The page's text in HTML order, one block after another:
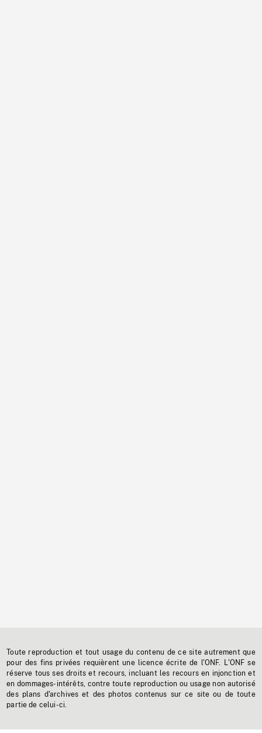
Toute reproduction et tout usage du contenu de ce site autrement que
pour des fins privées requièrent une licence écrite de l'ONF. L'ONF se
réserve tous ses droits et recours, incluant les recours en injonction et
en dommages-intérêts, contre toute reproduction ou usage non autorisé
des plans d'archives et des photos contenus sur ce site ou de toute
partie de celui-ci.